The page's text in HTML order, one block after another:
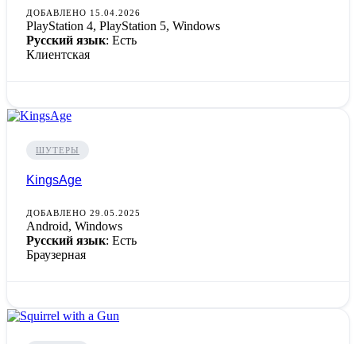
ДОБАВЛЕНО 15.04.2026
PlayStation 4, PlayStation 5, Windows
Русский язык: Есть
Клиентская
ШУТЕРЫ
KingsAge
ДОБАВЛЕНО 29.05.2025
Android, Windows
Русский язык: Есть
Браузерная